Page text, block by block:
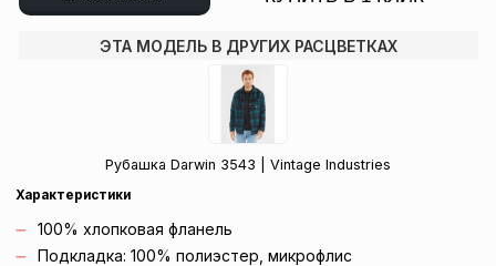
ЭТА МОДЕЛЬ В ДРУГИХ РАСЦВЕТКАХ
Рубашка Darwin 3543 | Vintage Industries
Характеристики
100% хлопковая фланель
Подкладка: 100% полиэстер, микрофлис